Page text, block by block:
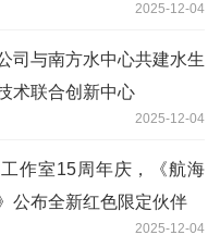
2025-12-04
司与南方水中心共建水生
术联合创新中心
2025-12-04
作室15周年庆，《航海
公布全新红色限定伙伴
2025-12-04